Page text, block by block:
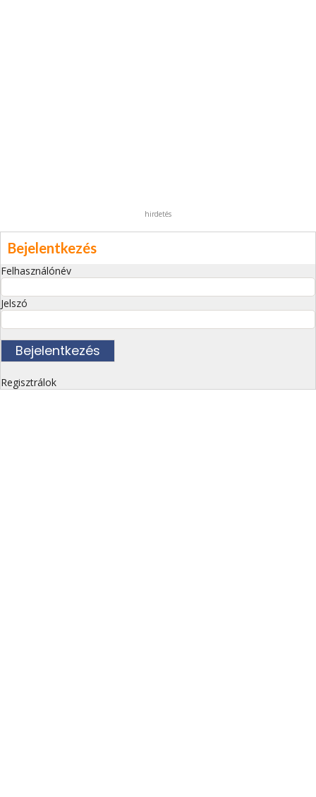
hirdetés
Bejelentkezés
Felhasználónév
Jelszó
Regisztrálok